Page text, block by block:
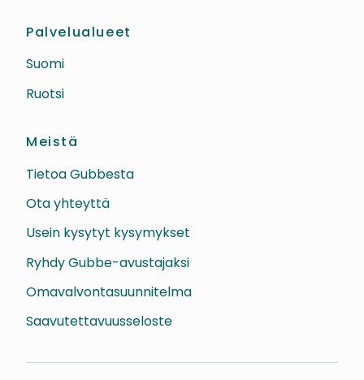
Palvelualueet
Suomi
Ruotsi
Meistä
Tietoa Gubbesta
Ota yhteyttä
Usein kysytyt kysymykset
Ryhdy Gubbe-avustajaksi
Omavalvontasuunnitelma
Saavutettavuusseloste